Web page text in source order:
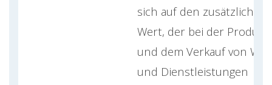
sich auf den zusätzlichen
Wert, der bei der
und dem Verkauf von
und Dienstleistungen